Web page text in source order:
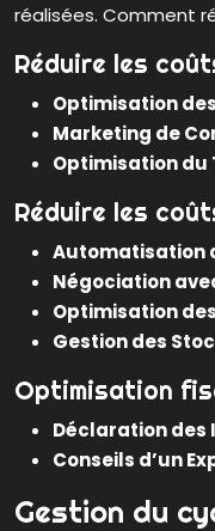
réalisées. Comment
Réduire les
Optimisation
Marketing de
Optimisation du
Réduire les
Automatisation
Négociation
Optimisation
Gestion des
Optimisation
Déclaration des
Conseils d’un
Gestion du